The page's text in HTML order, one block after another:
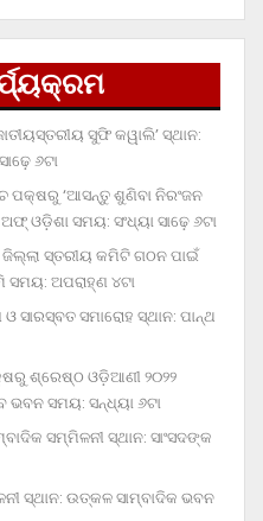
ସୁଫି କୱାଲି’ ସ୍ଥାନ:
୬ଟା
ପକ୍ଷରୁ ‘ଆସନ୍ତୁ ଶୁଣିବା ନିରଂଜନ
ଓଡ଼ିଶା ସମୟ: ସଂଧ୍ୟା ସାଢ଼େ ୬ଟା
ଜିଲ୍ଲା ସ୍ତରୀୟ କମିଟି ଗଠନ ପାଇଁ
ସମୟ: ଅପରାହ୍‌ଣ ୪ଟା
ସାରସ୍ବତ ସମାରୋହ ସ୍ଥାନ: ପାନ୍ଥ
ଶ୍ରେଷ୍ଠ ଓଡ଼ିଆଣୀ ୨୦୨୨
ସମୟ: ସନ୍ଧ୍ୟା ୬ଟା
ସମ୍ମିଳନୀ ସ୍ଥାନ: ସାଂସଦଙ୍କ
ସ୍ଥାନ: ଉତ୍କଳ ସାମ୍ବାଦିକ ଭବନ